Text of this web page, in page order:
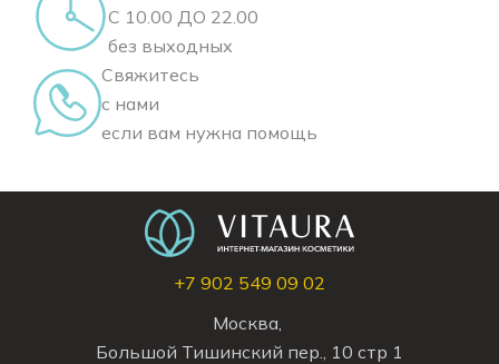
С 10.00 ДО 22.00
без выходных
Свяжитесь
с нами
если вам нужна помощь
+7 902 549 09 02
Москва,
Большой Тишинский пер., 10 стр 1